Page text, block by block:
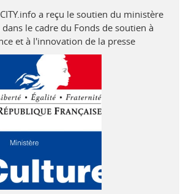
a reçu le soutien du ministère
le cadre du Fonds de soutien à
et à l'innovation de la presse